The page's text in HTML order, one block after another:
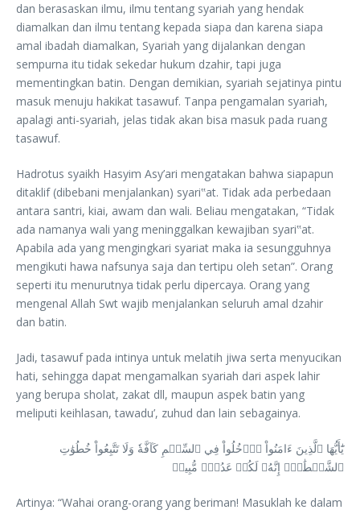
dan berasaskan ilmu, ilmu tentang syariah yang hendak
diamalkan dan ilmu tentang kepada siapa dan karena siapa
amal ibadah diamalkan, Syariah yang dijalankan dengan
sempurna itu tidak sekedar hukum dzahir, tapi juga
mementingkan batin. Dengan demikian, syariah sejatinya pintu
masuk menuju hakikat tasawuf. Tanpa pengamalan syariah,
apalagi anti-syariah, jelas tidak akan bisa masuk pada ruang
tasawuf.
Hadrotus syaikh Hasyim Asy’ari mengatakan bahwa siapapun
ditaklif (dibebani menjalankan) syari‟at. Tidak ada perbedaan
antara santri, kiai, awam dan wali. Beliau mengatakan, “Tidak
ada namanya wali yang meninggalkan kewajiban syari‟at.
Apabila ada yang mengingkari syariat maka ia sesungguhnya
mengikuti hawa nafsunya saja dan tertipu oleh setan”. Orang
seperti itu menurutnya tidak perlu dipercaya. Orang yang
mengenal Allah Swt wajib menjalankan seluruh amal dzahir
dan batin.
Jadi, tasawuf pada intinya untuk melatih jiwa serta menyucikan
hati, sehingga dapat mengamalkan syariah dari aspek lahir
yang berupa sholat, zakat dll, maupun aspek batin yang
meliputi keihlasan, tawadu’, zuhud dan lain sebagainya.
يَٰٓأَيُّهَا ٱلَّذِينَ ءَامَنُواْ ٱدۡخُلُواْ فِي ٱلسِّلۡمِ كَآفَّةٗ وَلَا تَتَّبِعُواْ خُطُوَٰتِ
ٱلشَّيۡطَٰنِۚ إِنَّهُۥ لَكُمۡ عَدُوّٞ مُّبِينٞ
Artinya: “Wahai orang-orang yang beriman! Masuklah ke dalam